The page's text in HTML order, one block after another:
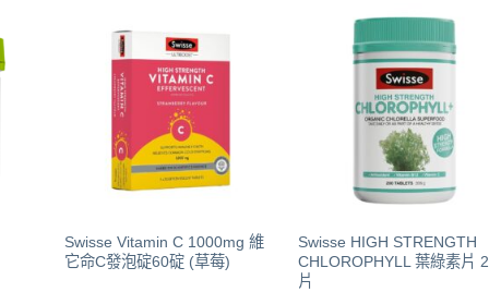
Swisse Vitamin C 1000mg 維
它命C發泡碇60碇 (草莓)
Swisse HIGH STRENGTH
CHLOROPHYLL 葉綠素片
片